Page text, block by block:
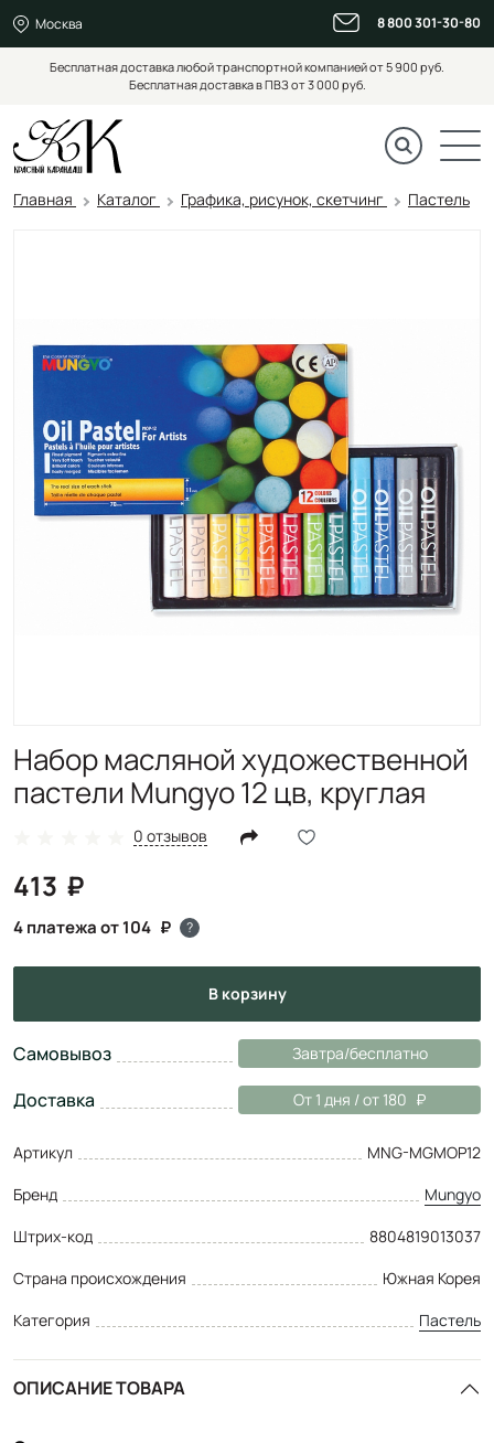
Москва 8 800 301-30-80
Бесплатная доставка любой транспортной компанией от 5 900 руб.
Бесплатная доставка в ПВЗ от 3 000 руб.
Главная Каталог Графика, рисунок, скетчинг Пастель
Набор масляной художественной
пастели Mungyo 12 цв, круглая
0 отзывов
413
4 платежа от 104 ?
в корзину
Самовывоз Завтра/бесплатно
Доставка От 1 дня / от 180
Артикул
MNG-MGMOP12
Бренд
Mungyo
Штрих-код
8804819013037
Страна происхождения
Южная Корея
Категория
Пастель
ОПИСАНИЕ ТОВАРА